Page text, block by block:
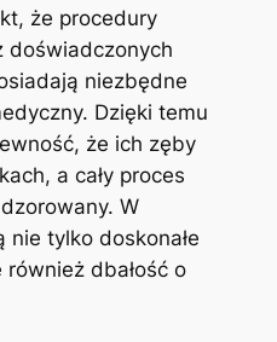
że procedury‌
doświadczonych
niezbędne
Dzięki temu
że ich zęby
a cały proces
W
nie ​tylko doskonałe
dbałość o